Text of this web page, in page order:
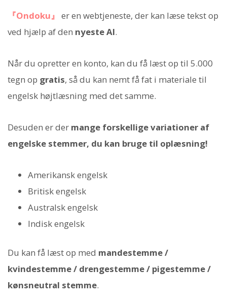
『Ondoku』 er en webtjeneste, der kan læse tekst op
ved hjælp af den nyeste AI.
Når du opretter en konto, kan du få læst op til 5.000
tegn op gratis, så du kan nemt få fat i materiale til
engelsk højtlæsning med det samme.
Desuden er der mange forskellige variationer af
engelske stemmer, du kan bruge til oplæsning!
Amerikansk engelsk
Britisk engelsk
Australsk engelsk
Indisk engelsk
Du kan få læst op med mandestemme /
kvindestemme / drengestemme / pigestemme /
kønsneutral stemme.